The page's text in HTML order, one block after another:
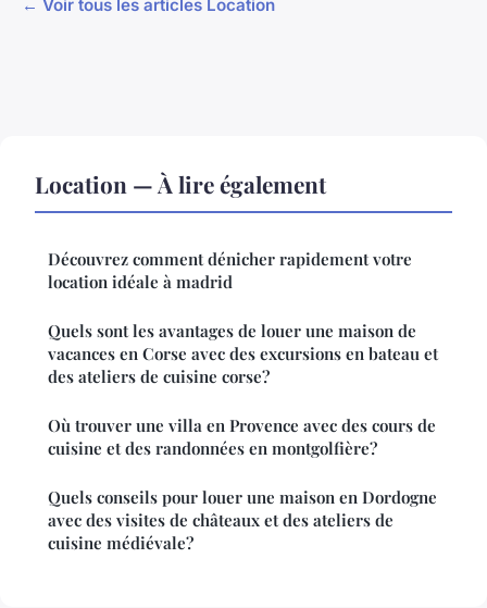
← Voir tous les articles Location
Location — À lire également
Découvrez comment dénicher rapidement votre
location idéale à madrid
Quels sont les avantages de louer une maison de
vacances en Corse avec des excursions en bateau et
des ateliers de cuisine corse?
Où trouver une villa en Provence avec des cours de
cuisine et des randonnées en montgolfière?
Quels conseils pour louer une maison en Dordogne
avec des visites de châteaux et des ateliers de
cuisine médiévale?